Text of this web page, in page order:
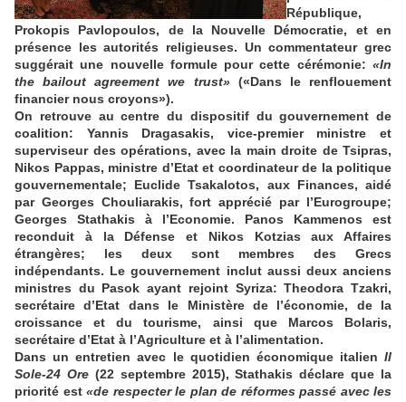
République,
Prokopis Pavlopoulos, de la Nouvelle Démocratie, et en
présence les autorités religieuses. Un commentateur grec
suggérait une nouvelle formule pour cette cérémonie: «In
the bailout agreement we trust»(«Dans le renflouement
financier nous croyons»).
On retrouve au centre du dispositif du gouvernement de
coalition: Yannis Dragasakis, vice-premier ministre et
superviseur des opérations, avec la main droite de Tsipras,
Nikos Pappas, ministre d’Etat et coordinateur de la politique
gouvernementale; Euclide Tsakalotos, aux Finances, aidé
par Georges Chouliarakis, fort apprécié par l’Eurogroupe;
Georges Stathakis à l’Economie. Panos Kammenos est
reconduit à la Défense et Nikos Kotzias aux Affaires
étrangères; les deux sont membres des Grecs
indépendants. Le gouvernement inclut aussi deux anciens
ministres du Pasok ayant rejoint Syriza: Theodora Tzakri,
secrétaire d’Etat dans le Ministère de l’économie, de la
croissance et du tourisme, ainsi que Marcos Bolaris,
secrétaire d’Etat à l’Agriculture et à l’alimentation.
Dans un entretien avec le quotidien économique italien Il
Sole-24 Ore(22 septembre 2015), Stathakis déclare que la
priorité est «de respecter le plan de réformes passé avec les